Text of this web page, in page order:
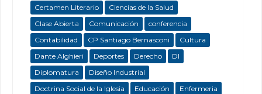
Certamen Literario
Ciencias de la Salud
Clase Abierta
Comunicación
conferencia
Contabilidad
CP Santiago Bernasconi
Cultura
Dante Alghieri
Deportes Derecho
DI
Diplomatura
Diseño Industrial
Doctrina Social de la Iglesia
Educación
Enfermeria